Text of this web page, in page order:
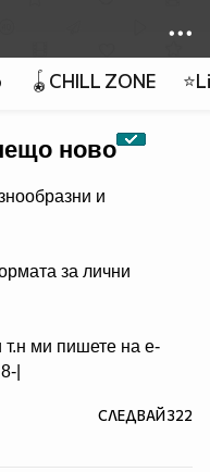
🪀CHILL ZONE
ново
и
за лични
т.н ми пишете на е-
|
СЛЕДВАЙ322